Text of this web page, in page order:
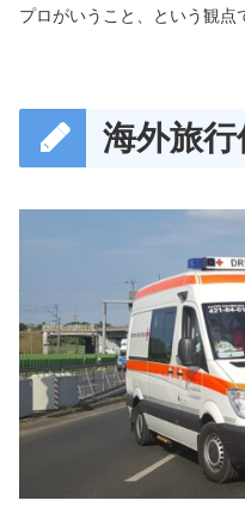
プロがいうこと、という観点
海外旅行